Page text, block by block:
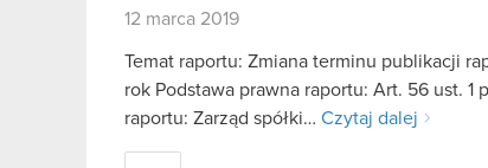
12 marca 2019
Temat raportu: Zmiana terminu publikacji
rok Podstawa prawna raportu: Art. 56 ust.
raportu: Zarząd spółki… Czytaj dalej